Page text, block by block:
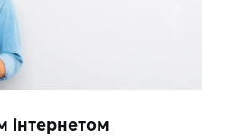
інтернетом